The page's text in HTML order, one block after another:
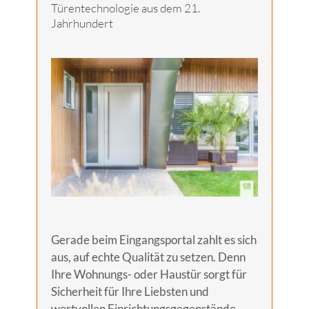
Türentechnologie aus dem 21.
Jahrhundert
Gerade beim Eingangsportal zahlt es sich
aus, auf echte Qualität zu setzen. Denn
Ihre Wohnungs- oder Haustür sorgt für
Sicherheit für Ihre Liebsten und